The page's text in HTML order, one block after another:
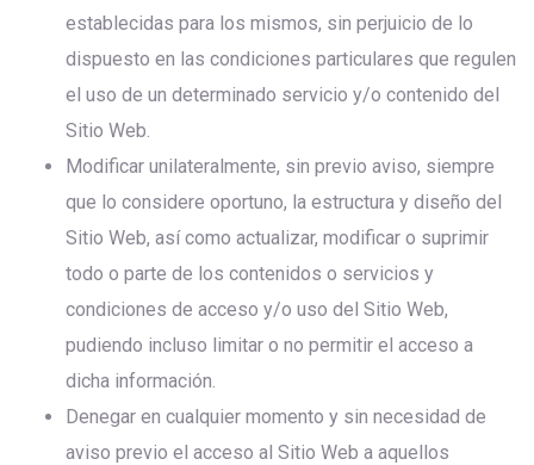
establecidas para los mismos, sin perjuicio de lo
dispuesto en las condiciones particulares que regulen
el uso de un determinado servicio y/o contenido del
Sitio Web.
Modificar unilateralmente, sin previo aviso, siempre
que lo considere oportuno, la estructura y diseño del
Sitio Web, así como actualizar, modificar o suprimir
todo o parte de los contenidos o servicios y
condiciones de acceso y/o uso del Sitio Web,
pudiendo incluso limitar o no permitir el acceso a
dicha información.
Denegar en cualquier momento y sin necesidad de
aviso previo el acceso al Sitio Web a aquellos